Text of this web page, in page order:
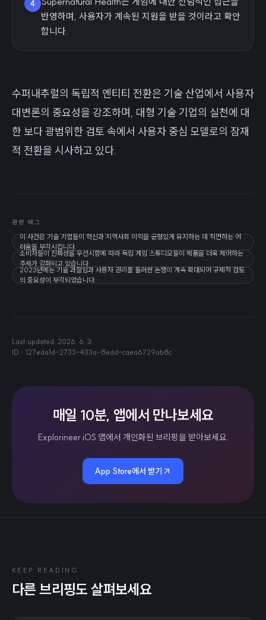
4
반영하며, 사용자가 계속된 지원을 받을 것이라고 확안
합니다.
수퍼내추럴의 독립적 엔티티 전환은 기술 산업에서 사용자
대변론의 중요성을 강조하며, 대형 기술 기업의 실천에 대
한 보다 광범위한 검토 속에서 사용자 중심 모델로의 잠재
적 전환을 시사하고 있다.
관련 태그
이 사건은 기술 기업들이 혁신과 지역사회 이익을 균형있게 유지하는 데 직면하는 어
려움을 부각시킵니다.
소비자들이 진짜성을 우선시함에 따라 독립 게임 스튜디오들이 제품을 더욱 제어하는
추세가 강화되고 있습니다.
2023년에는 기술 과절임과 사용자 권리를 둘러싼 논쟁이 계속 확대되어 규제적 검토
의 중요성이 부각되었습니다.
Last updated: 2026. 6. 3.
ID · 127eda1d-2733-433a-8edd-caea6729ab8c
매일 10분, 앱에서 만나보세요
Explorineer iOS 앱에서 개인화된 브리핑을 받아보세요.
App Store에서 받기
KEEP READING
다른 브리핑도 살펴보세요